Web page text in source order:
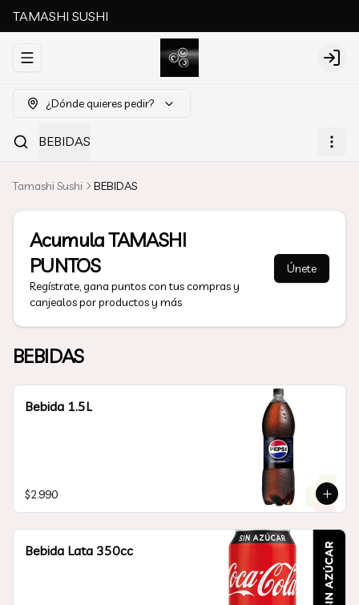
TAMASHI SUSHI
Abrir menu de navegación Login
¿Dónde quieres pedir?
BEBIDAS
Tamashi Sushi BEBIDAS
AcumulaTAMASHI
PUNTOS
Regístrate, gana puntos con tus compras y
canjealos por productos y más
Únete
BEBIDAS
Bebida 1.5L
$2.990
Bebida Lata 350cc